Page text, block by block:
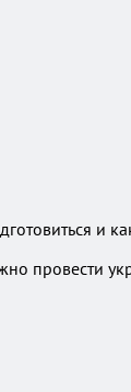
и
провести